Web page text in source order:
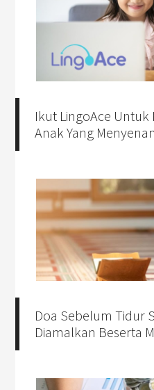
Ikut LingoAce Untuk
Anak Yang
Doa Sebelum Tidur
Diamalkan Beserta